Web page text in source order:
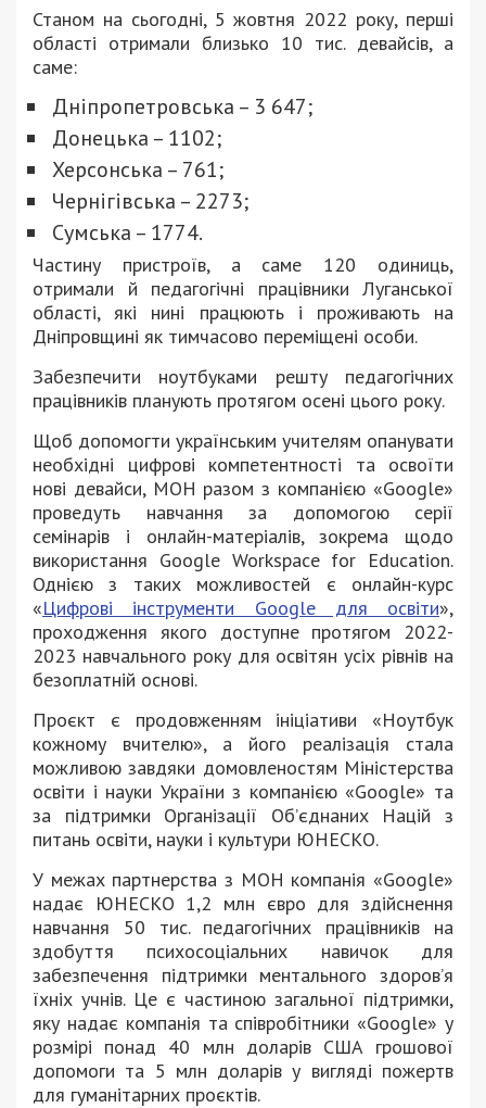
Станом на сьогодні, 5 жовтня 2022 року, перші
області отримали близько 10 тис. девайсів, а
саме:
Дніпропетровська – 3 647;
Донецька – 1102;
Херсонська – 761;
Чернігівська – 2273;
Сумська – 1774.
Частину пристроїв, а саме 120 одиниць,
отримали й педагогічні працівники Луганської
області, які нині працюють і проживають на
Дніпровщині як тимчасово переміщені особи.
Забезпечити ноутбуками решту педагогічних
працівників планують протягом осені цього року.
Щоб допомогти українським учителям опанувати
необхідні цифрові компетентності та освоїти
нові девайси, МОН разом з компанією «Google»
проведуть навчання за допомогою серії
семінарів і онлайн-матеріалів, зокрема щодо
використання Google Workspace for Education.
Однією з таких можливостей є онлайн-курс
«Цифрові інструменти Google для освіти»,
проходження якого доступне протягом 2022-
2023 навчального року для освітян усіх рівнів на
безоплатній основі.
Проєкт є продовженням ініціативи «Ноутбук
кожному вчителю», а його реалізація стала
можливою завдяки домовленостям Міністерства
освіти і науки України з компанією «Google» та
за підтримки Організації Об’єднаних Націй з
питань освіти, науки і культури ЮНЕСКО.
У межах партнерства з МОН компанія «Google»
надає ЮНЕСКО 1,2 млн євро для здійснення
навчання 50 тис. педагогічних працівників на
здобуття психосоціальних навичок для
забезпечення підтримки ментального здоров’я
їхніх учнів. Це є частиною загальної підтримки,
яку надає компанія та співробітники «Google» у
розмірі понад 40 млн доларів США грошової
допомоги та 5 млн доларів у вигляді пожертв
для гуманітарних проєктів.